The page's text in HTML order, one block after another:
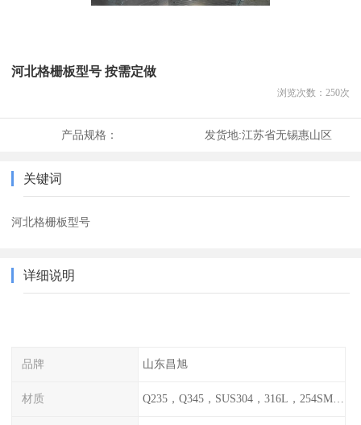
河北格栅板型号 按需定做
浏览次数： 250次
产品规格： 发货地:江苏省无锡惠山区
关键词
河北格栅板型号
详细说明
品牌 山东昌旭
材质 Q235，Q345，SUS304，316L，254SMO，2205